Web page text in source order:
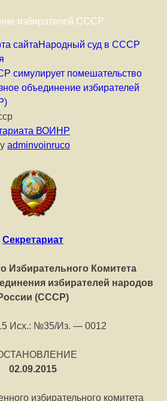
избирателей СССР
сайтаНародный суд в СССР
симулирует помешательство
объединение избирателей
ВОИНР
adminvoinruco
Секретариат
Избирательного Комитета
избирателей народов
(СССР)
Исх.: №35/Из. — 0012
02.09.2015
избирательного комитета